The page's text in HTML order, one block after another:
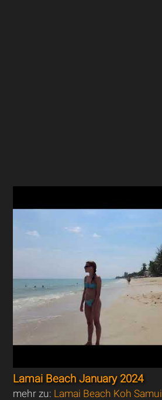
Lamai Beach January 2024
mehr zu: Lamai Beach Koh Samui